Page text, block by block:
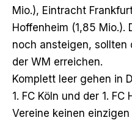
Mio.), Eintracht
Hoffenheim (1,85 Mio.).
noch ansteigen, sollten
der WM erreichen.
Komplett leer gehen in
1. FC Köln und der 1.
Vereine keinen